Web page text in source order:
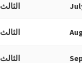
الثالث
الثالث
الثالث